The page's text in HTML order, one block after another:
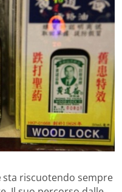
sta riscuotendo sempre